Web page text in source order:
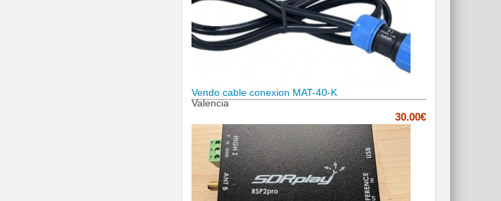
Vendo cable conexion MAT-40-K
Valencia
30.00€